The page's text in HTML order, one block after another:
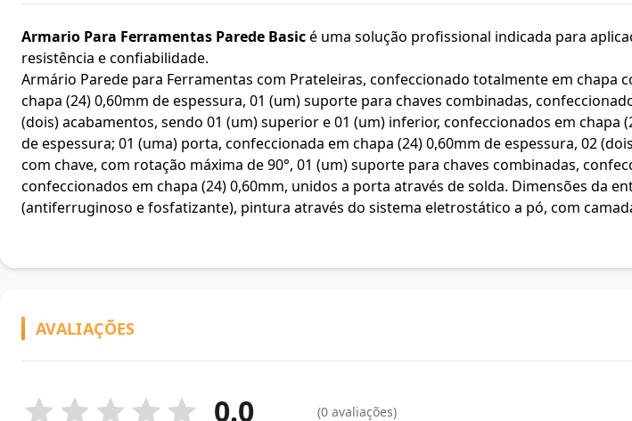
Armario Para Ferramentas Parede Basicé uma solução profissional indicada para
resistência e confiabilidade.
Armário Parede para Ferramentas com Prateleiras, confeccionado totalmente em
chapa (24) 0,60mm de espessura, 01 (um) suporte para chaves combinadas,
(dois) acabamentos, sendo 01 (um) superior e 01 (um) inferior, confeccionados em
de espessura; 01 (uma) porta, confeccionada em chapa (24) 0,60mm de espessura, 02
com chave, com rotação máxima de 90°, 01 (um) suporte para chaves combinadas,
confeccionados em chapa (24) 0,60mm, unidos a porta através de solda. Dimensões da
(antiferruginoso e fosfatizante), pintura através do sistema eletrostático a pó, com
AVALIAÇÕES
0.0 (0 avaliações)